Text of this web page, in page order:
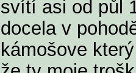
svítí asi od půl
docela v
kámošove